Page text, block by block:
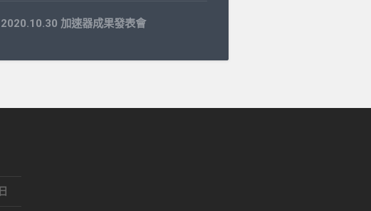
2020.10.30 加速器成果發表會
日